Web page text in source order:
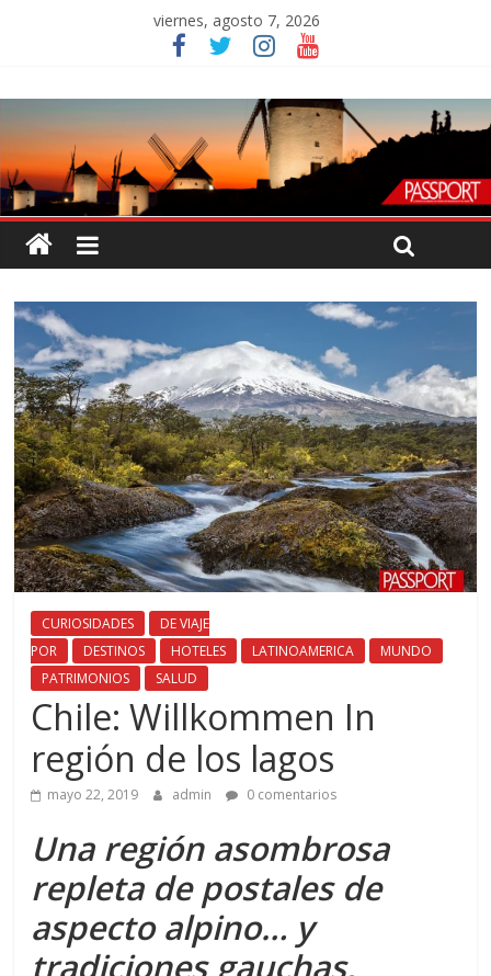
viernes, agosto 7, 2026
CURIOSIDADES
DE VIAJE
POR
DESTINOS HOTELES LATINOAMERICA
MUNDO
PATRIMONIOS
SALUD
Chile: Willkommen In
región de los lagos
mayo 22, 2019 admin 0 comentarios
Una región asombrosa
repleta de postales de
aspecto alpino… y
tradiciones gauchas,